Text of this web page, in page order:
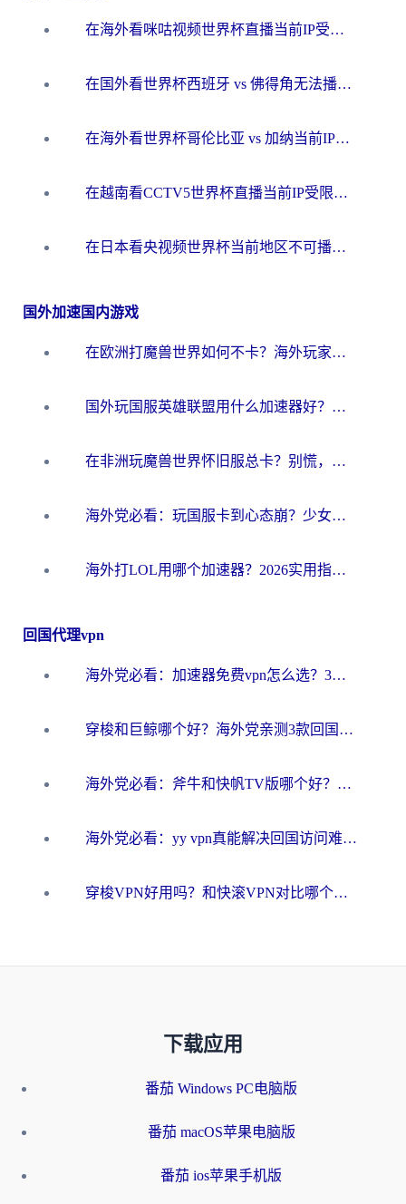
在海外看咪咕视频世界杯直播当前IP受限制？这篇指南帮你搞定所有体育赛事观看难题
在国外看世界杯西班牙 vs 佛得角无法播放？这篇指南帮你解锁所有中文体育直播
在海外看世界杯哥伦比亚 vs 加纳当前IP受限制？这篇指南帮你流畅看中文解说赛事
在越南看CCTV5世界杯直播当前IP受限制？海外党体育观赛终极指南来了
在日本看央视频世界杯当前地区不可播放？海外党体育观赛终极指南
国外加速国内游戏
在欧洲打魔兽世界如何不卡？海外玩家的国服游戏加速终极攻略
国外玩国服英雄联盟用什么加速器好？海外党亲测有效的国服游戏加速指南
在非洲玩魔兽世界怀旧服总卡？别慌，这份指南帮你丝滑开荒
海外党必看：玩国服卡到心态崩？少女前线云图计划加速器免费推荐+碧蓝航线足球世界流畅攻略
海外打LOL用哪个加速器？2026实用指南：从延迟到设备适配，一篇解决你的国服游戏痛点
回国代理vpn
海外党必看：加速器免费vpn怎么选？3步教你无缝访问国内资源
穿梭和巨鲸哪个好？海外党亲测3款回国加速器，教你避开90%的坑
海外党必看：斧牛和快帆TV版哪个好？3分钟选对回国加速器，无缝刷B站、追热剧
海外党必看：yy vpn真能解决回国访问难题？附云极initap测评+免费方案对比
穿梭VPN好用吗？和快滚VPN对比哪个回国效果更好？海外党选回国加速器必看指南
下载应用
番茄 Windows PC电脑版
番茄 macOS苹果电脑版
番茄 ios苹果手机版